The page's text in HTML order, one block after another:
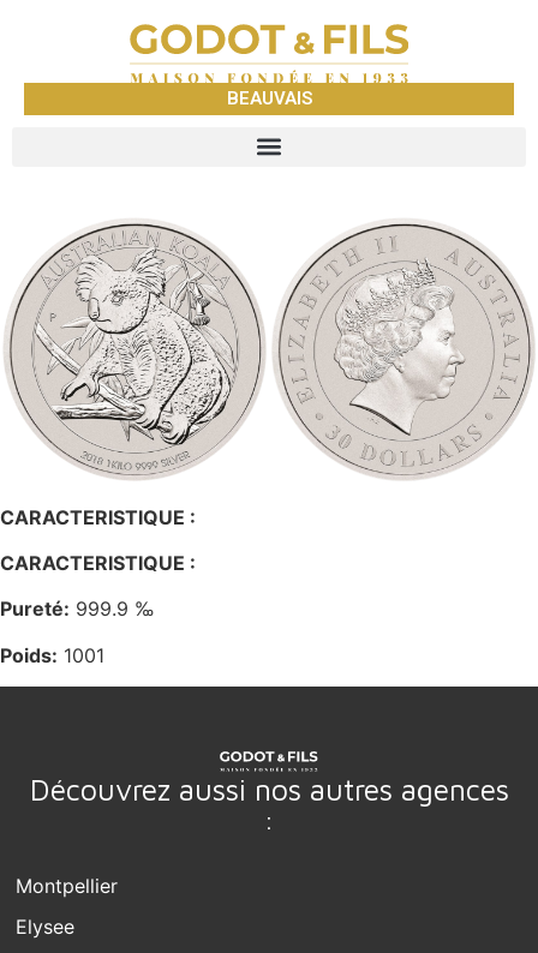
BEAUVAIS
CARACTERISTIQUE :
CARACTERISTIQUE :
Pureté: 999.9 ‰
Poids: 1001
Découvrez aussi nos autres agences
:
Montpellier
Elysee